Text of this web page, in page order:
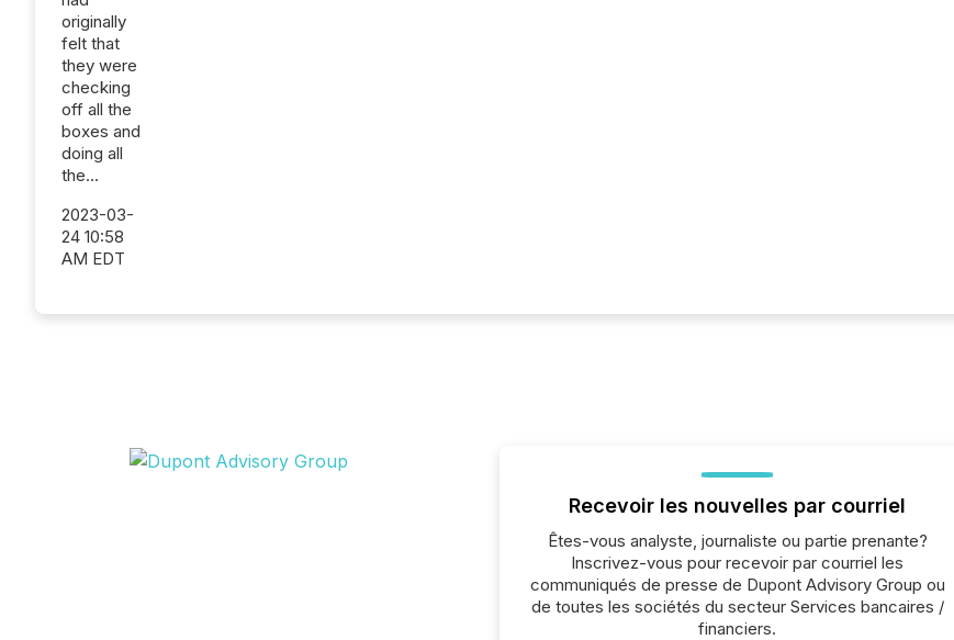
originally
felt that
they were
checking
off all the
boxes and
doing all
the...
2023-03-
24 10:58
AM EDT
Recevoir les nouvelles par courriel
Êtes-vous analyste, journaliste ou partie prenante?
Inscrivez-vous pour recevoir par courriel les
communiqués de presse de Dupont Advisory Group ou
de toutes les sociétés du secteur Services bancaires /
financiers.